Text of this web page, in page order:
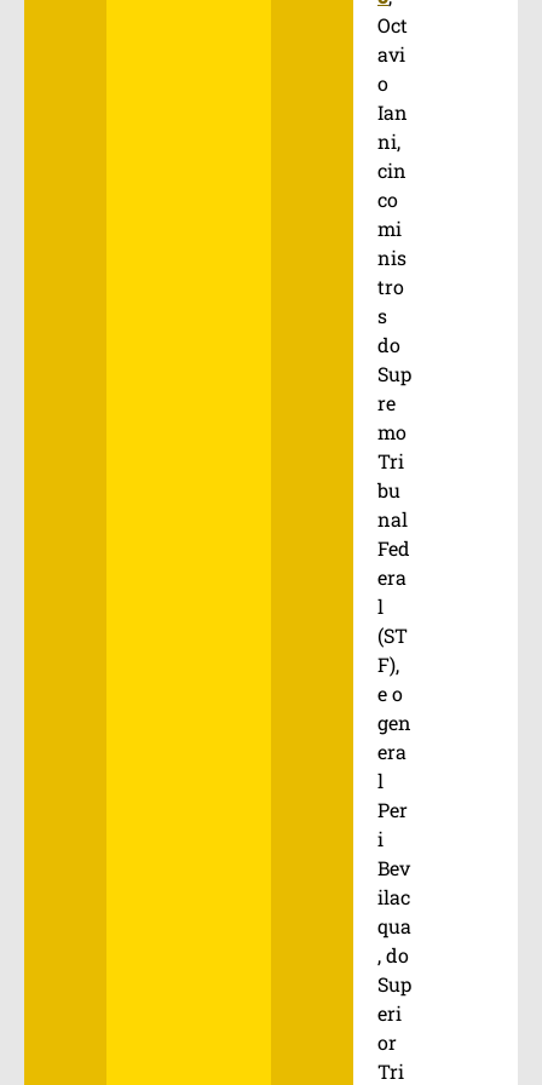
Oct
avi
o
Ian
ni,
cin
co
mi
nis
tro
s
do
Sup
re
mo
Tri
bu
nal
Fed
era
l
(ST
F),
e o
gen
era
l
Per
i
Bev
ilac
qua
, do
Sup
eri
or
Tri